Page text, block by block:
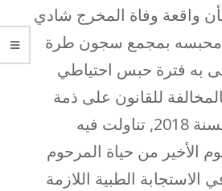
واقعة وفاة المخرج شادي
بمجمع سجون طرة
به فترة حبس احتياطي
للقانون على ذمة
القضية رقم 480 لسنة 2018, تناولت فيه
الأخير من حياة المرحوم
الاستجابة الطبية اللازمة